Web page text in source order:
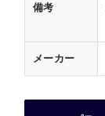
備考
メーカー